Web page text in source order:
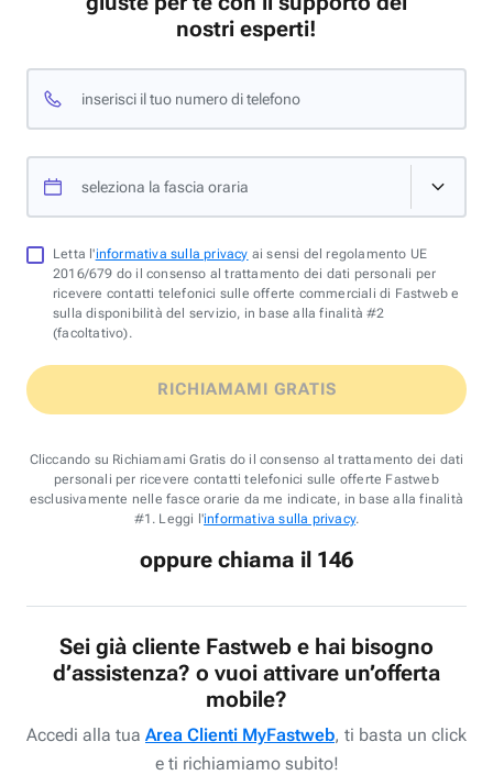
nostri esperti!
inserisci il tuo numero di telefono
seleziona la fascia oraria
Letta l'informativa sulla privacy ai sensi del regolamento UE
2016/679 do il consenso al trattamento dei dati personali per
ricevere contatti telefonici sulle offerte commerciali di Fastweb e
sulla disponibilità del servizio, in base alla finalità #2
(facoltativo).
RICHIAMAMI GRATIS
Cliccando su Richiamami Gratis do il consenso al trattamento dei dati
personali per ricevere contatti telefonici sulle offerte Fastweb
esclusivamente nelle fasce orarie da me indicate, in base alla finalità
#1. Leggi l'informativa sulla privacy.
oppure chiama il 146
Sei già cliente Fastweb e hai bisogno
d’assistenza? o vuoi attivare un’offerta
mobile?
Accedi alla tua Area Clienti MyFastweb, ti basta un click
e ti richiamiamo subito!